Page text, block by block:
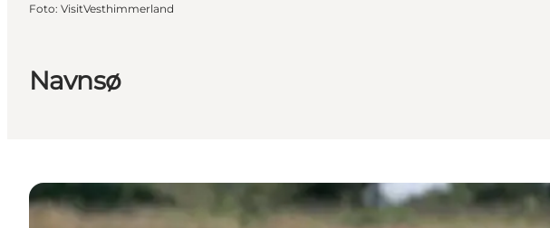
Navnsø
Foto: VisitVesthimmerland